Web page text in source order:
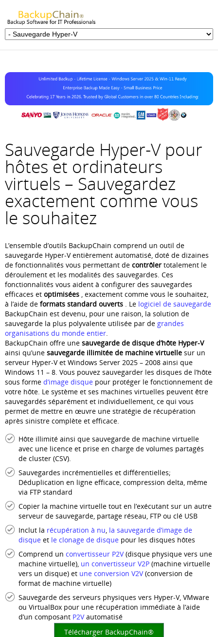
Sauvegarde Hyper-V pour
hôtes et ordinateurs
virtuels – Sauvegardez
exactement comme vous
le souhaitez
L’ensemble d’outils BackupChain comprend un outil de
sauvegarde Hyper-V entièrement automatisé, doté de dizaines
de fonctionnalités vous permettant de contrôler totalement le
déroulement et les modalités des sauvegardes. Ces
fonctionnalités vous aident à configurer des sauvegardes
efficaces et optimisées , exactement comme vous le souhaitez,
à l’aide de formats standard ouverts . Le logiciel de sauvegarde
BackupChain est devenu, pour une raison, la solution de
sauvegarde la plus polyvalente utilisée par de grandes
organisations du monde entier.
BackupChain offre une sauvegarde de disque d’hôte Hyper-V
ainsi qu’une sauvegarde illimitée de machine virtuelle sur un
serveur Hyper-V et Windows Server 2025 – 2008 ainsi que
Windows 11 – 8. Vous pouvez sauvegarder les disques de l’hôte
sous forme d’image disque pour protéger le fonctionnement de
votre hôte. Le système et ses machines virtuelles peuvent être
sauvegardés séparément et individuellement, ce qui vous
permet de mettre en œuvre une stratégie de récupération
après sinistre complète et efficace.
Hôte illimité ainsi que sauvegarde de machine virtuelle
avec une licence et prise en charge de volumes partagés
de cluster (CSV).
Sauvegardes incrémentielles et différentielles;
Déduplication en ligne efficace, compression delta, même
via FTP standard
Copier la machine virtuelle tout en l’exécutant sur un autre
serveur de sauvegarde, partage réseau, FTP ou clé USB
Inclut la récupération à nu, la sauvegarde d’image de
disque et le clonage de disque pour les disques hôtes
Comprend un convertisseur P2V(disque physique vers une
machine virtuelle), un convertisseur V2P (machine virtuelle
vers un disque) et une conversion V2V(conversion de
format de machine virtuelle)
Sauvegarde des serveurs physiques vers Hyper-V, VMware
ou VirtualBox pour une récupération immédiate à l’aide
d’un composant P2Vautomatisé
Télécharger BackupChain®